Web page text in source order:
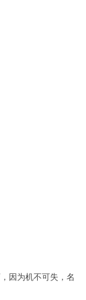
因为机不可失，名